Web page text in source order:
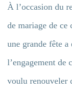
À l’occasion du
de mariage de ce
une grande fête a
l’engagement de
voulu renouveler